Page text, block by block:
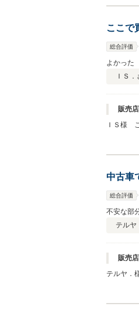
ここで
総合評価
よかった
ＩＳ．
販売
ＩＳ様
中古車
総合評価
不安な部
テルヤ
販売
テルヤ．